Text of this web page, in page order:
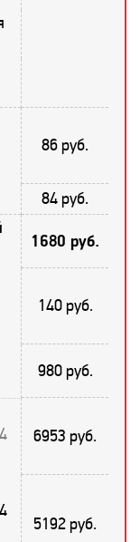
86 руб.
84 руб.
1680 руб.
140 руб.
980 руб.
6953 руб.
5192 руб.